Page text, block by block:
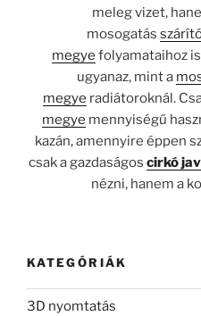
meleg vizet,
mosogatás
megye folyamataihoz
ugyanaz, mint a
megye radiátoroknál.
megye mennyiségű
kazán, amennyire éppen
csak a gazdaságos cirkó
nézni, hanem a
KATEGÓRIÁK
3D nyomtatás